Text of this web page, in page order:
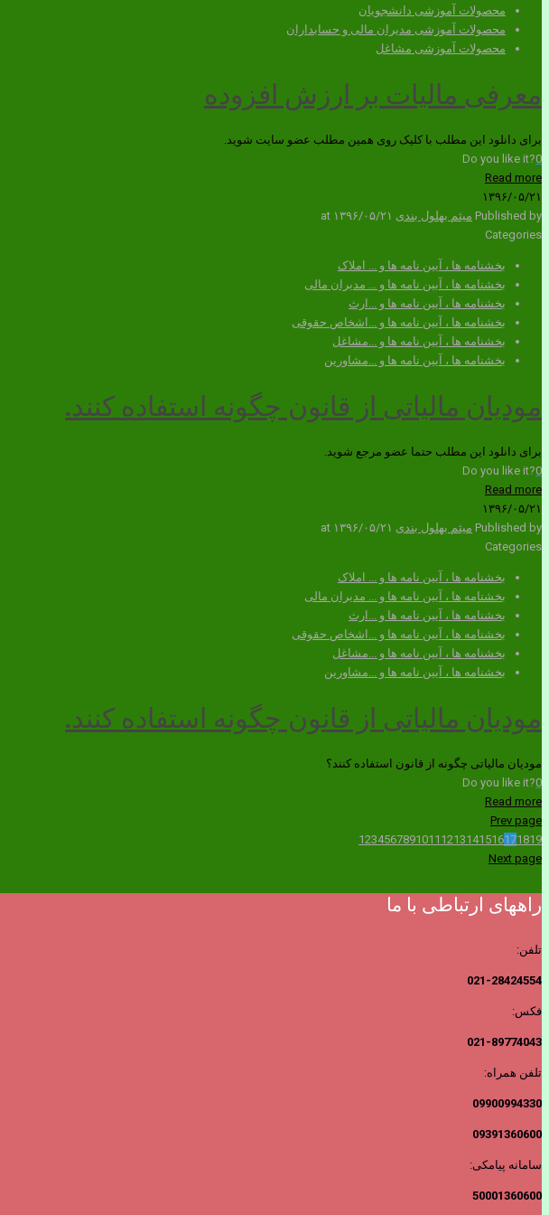
محصولات آموزشی دانشجویان
محصولات آموزشی مدیران مالی و حسابداران
محصولات آموزشی مشاغل
معرفی مالیات بر ارزش افزوده
برای دانلود این مطلب با کلیک روی همین مطلب عضو سایت شوید.
Do you like it?0
Read more
۱۳۹۶/۰۵/۲۱
Published by میثم بهلول بندی at ۱۳۹۶/۰۵/۲۱
Categories
بخشنامه ها ، آیین نامه ها و ... املاک
بخشنامه ها ، آیین نامه ها و ... مدیران مالی
بخشنامه ها ، آیین نامه ها و ...ارث
بخشنامه ها ، آیین نامه ها و ...اشخاص حقوقی
بخشنامه ها ، آیین نامه ها و ...مشاغل
بخشنامه ها ، آیین نامه ها و ...مشاورین
مودیان مالیاتی از قانون چگونه استفاده کنند.
برای دانلود این مطلب حتما عضو مرجع شوید.
Do you like it?0
Read more
۱۳۹۶/۰۵/۲۱
Published by میثم بهلول بندی at ۱۳۹۶/۰۵/۲۱
Categories
بخشنامه ها ، آیین نامه ها و ... املاک
بخشنامه ها ، آیین نامه ها و ... مدیران مالی
بخشنامه ها ، آیین نامه ها و ...ارث
بخشنامه ها ، آیین نامه ها و ...اشخاص حقوقی
بخشنامه ها ، آیین نامه ها و ...مشاغل
بخشنامه ها ، آیین نامه ها و ...مشاورین
مودیان مالیاتی از قانون چگونه استفاده کنند.
مودیان مالیاتی چگونه از قانون استفاده کنند؟
Do you like it?0
Read more
Prev page
1234567891011 1213141516171819
Next page
راههای ارتباطی با ما
تلفن:
021-28424554
فکس:
021-89774043
تلفن همراه:
09900994330
09391360600
سامانه پیامکی:
50001360600